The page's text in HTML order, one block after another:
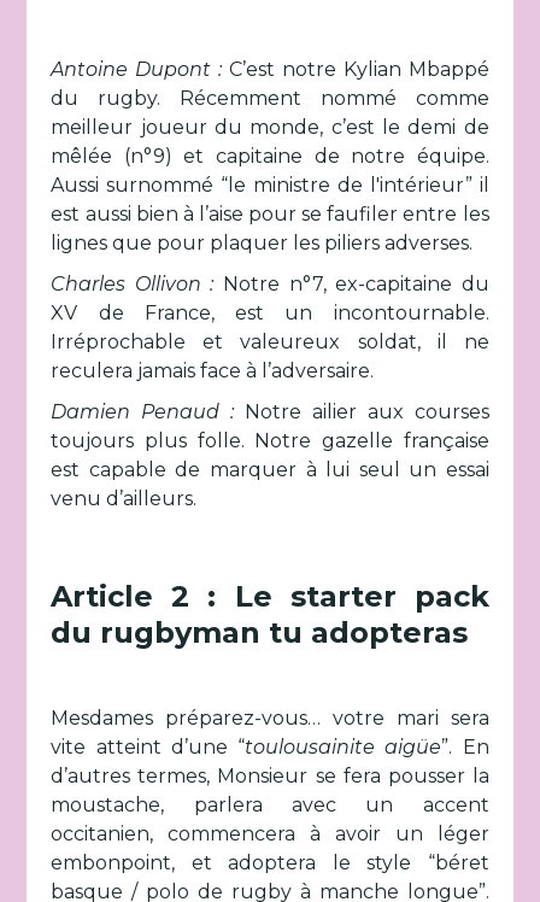
Antoine Dupont : C’est notre Kylian Mbappé
du rugby. Récemment nommé comme
meilleur joueur du monde, c’est le demi de
mêlée (n°9) et capitaine de notre équipe.
Aussi surnommé “le ministre de l'intérieur” il
est aussi bien à l’aise pour se faufiler entre les
lignes que pour plaquer les piliers adverses.
Charles Ollivon : Notre n°7, ex-capitaine du
XV de France, est un incontournable.
Irréprochable et valeureux soldat, il ne
reculera jamais face à l’adversaire.
Damien Penaud : Notre ailier aux courses
toujours plus folle. Notre gazelle française
est capable de marquer à lui seul un essai
venu d’ailleurs.
Article 2 : Le starter pack
du rugbyman tu adopteras
Mesdames préparez-vous… votre mari sera
vite atteint d’une “toulousainite aigüe”. En
d’autres termes, Monsieur se fera pousser la
moustache, parlera avec un accent
occitanien, commencera à avoir un léger
embonpoint, et adoptera le style “béret
basque / polo de rugby à manche longue”.